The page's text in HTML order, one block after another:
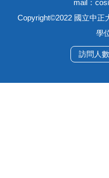
mail：
Copyright©2022 國立中正
學